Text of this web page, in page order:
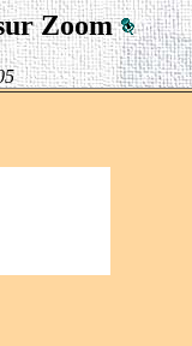
Zoom